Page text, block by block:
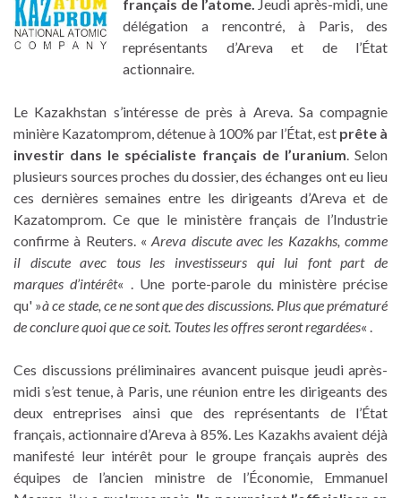
français de l’atome. Jeudi après-midi, une
délégation a rencontré, à Paris, des
représentants d’Areva et de l’État
actionnaire.
Le Kazakhstan s’intéresse de près à Areva. Sa compagnie
minière Kazatomprom, détenue à 100% par l’État, est prête à
investir dans le spécialiste français de l’uranium. Selon
plusieurs sources proches du dossier, des échanges ont eu lieu
ces dernières semaines entre les dirigeants d’Areva et de
Kazatomprom. Ce que le ministère français de l’Industrie
confirme à Reuters. «Areva discute avec les Kazakhs, comme
il discute avec tous les investisseurs qui lui font part de
marques d’intérêt« . Une porte-parole du ministère précise
qu' »à ce stade, ce ne sont que des discussions. Plus que prématuré
de conclure quoi que ce soit. Toutes les offres seront regardées« .
Ces discussions préliminaires avancent puisque jeudi après-
midi s’est tenue, à Paris, une réunion entre les dirigeants des
deux entreprises ainsi que des représentants de l’État
français, actionnaire d’Areva à 85%. Les Kazakhs avaient déjà
manifesté leur intérêt pour le groupe français auprès des
équipes de l’ancien ministre de l’Économie, Emmanuel